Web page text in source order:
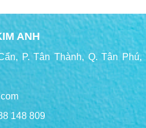
ANH
P. Tân Thành, Q. Tân Phú,
148 809